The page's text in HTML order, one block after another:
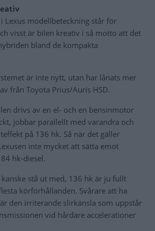
i Lexus modellbeteckning står för
visst är bilen kreativ i så motto att det
bland de kompakta
är inte nytt, utan har lånats mer
från Toyota Prius/Auris HSD.
drivs av en el- och en bensinmotor
jobbar parallellt med varandra och
på 136 hk. Så när det gäller
inte mycket att sätta emot
hk-diesel.
kanske stå ut med, 136 hk är ju fullt
körförhållanden. Svårare att ha
den irriterande slirkänsla som uppstår
vid hårdare accelerationer